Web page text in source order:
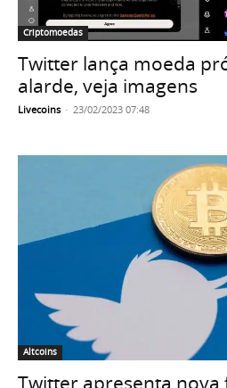
Criptomoedas
Twitter lança moeda
alarde, veja imagens
Livecoins - 23/02/2023 07:48
Altcoins
Twitter apresenta